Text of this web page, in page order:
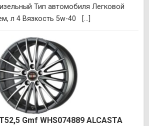
Тип автомобиля Легковой
л 4 Вязкость 5w-40 [...]
Gmf WHS074889 ALCASTA